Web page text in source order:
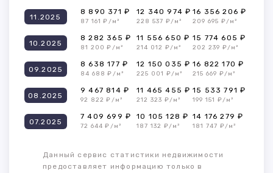
11.2025
8 890 371 ₽
87 161 ₽/м²
12 340 974 ₽
228 537 ₽/м²
16 356 206 ₽
209 695 ₽/м²
10.2025
8 282 365 ₽
81 200 ₽/м²
11 556 650 ₽
214 012 ₽/м²
15 774 605 ₽
202 239 ₽/м²
09.2025
8 638 177 ₽
84 688 ₽/м²
12 150 035 ₽
225 001 ₽/м²
16 822 170 ₽
215 669 ₽/м²
08.2025
9 467 814 ₽
92 822 ₽/м²
11 465 455 ₽
212 323 ₽/м²
15 533 791 ₽
199 151 ₽/м²
07.2025
7 409 699 ₽
72 644 ₽/м²
10 105 128 ₽
187 132 ₽/м²
14 176 279 ₽
181 747 ₽/м²
Данный сервис статистики недвижимости
предоставляет информацию только в